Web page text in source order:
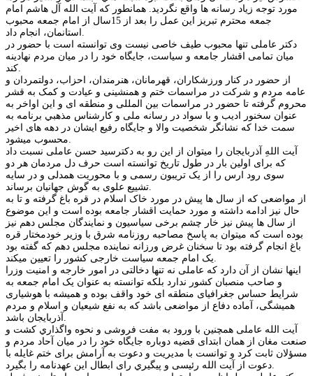
مورد توجه زیاد رسانه ها واقع نگردید. همانطور كه آيت الله آل هاشم امام
جمعه محترم تبريز اين عمل را بعد از 15سال از امام جمعه محبوب
استانمان، انجام داد.
دکتر عاملی تنها محبوب طیف خاصی نیست وی توانسته است با حضور در
میان تمامی اقشار جامعه و سیاست، جایگاه خود را در میان مردم نهادینه
کند.
از حضور در کنار ورزشکاران، قهرمانان، هنرمندان، احزاب، دولتمردان و
عامه مردم و شرکت در مراسمات ختم و همنشینی و عیادت و کمک به قشر
محروم گرفته تا حضور در مراسمات بین المللی و منطقه ای و این اواخر به
عنوان سخنور ادیب و با سواد در رسانه ملی و كارشناس مذهبي برنامه به
سمت خدا كه نشانگر شخصیت والا و جایگاه رفیع ايشان در دهه های اخیر
محسوب میشود.
آیت اللهِ آذربایجان را میتوان از این رو به دکترسيد حسن عاملی نسبت داد
که برای اولین بار در طول تاریخ توانسته است حرف دل مردمان هر دو
سوی رود ارس را از یک تریبون رسمی و با محوریت همدلی و در سایه
تشییع علوی به گوش جهانیان برساند.
از مواضعی که از سال ها پیش در مورد خاک اسلام در قره باغ گرفته و تا به
حال نیز ادامه داشته و مورد حمایت اقشار جامعه بوده است و این موضوع
از سال ها پیش نیز خار چشم برخی سیاسیون و نمایندگان مجلس دهم نیز
بوده است که میتوان به پاسخ مصاحبه روزنامه شرق با وزیر خودمختار قره
باغ انجام گرفته بود تا سخنان غرض ورزانه نماینده مجلس دهم که گفته بود
یک امام جمعه سیاست خارجی کشور را تعیین میکند.
اینها نشان از آن دارد که عاملی نه تنها دخالتی در امور خارجه و امنیت وزرا
و صاحب منصبان کشور ندارد بلکه توانسته به عنوان یک امام جمعه به
شرایط حساس جغرافیای منطقه ای خود واقف بوده و همیشه با هوشیاری
همیشگی، آماده دفاع از مواضعی باشد که به نفع شیعیان و اسلام و مردم
آذربایجان باشد.
آیت الله عاملی همچنین با ورود به مفت فروشی و نحوه واگذاري کشت و
صنعت مغان از همان ابتدای قضیه دوباره جایگاه خود را در میان آحاد مردم و
مسؤلان ثابت کرد و توانست با مدیریت و دعوت به آرامش برای ختم غایله با
دعوت از آیت الله رئیسی و پیگیري رای ابطال این عهدنامه را بگیرد.